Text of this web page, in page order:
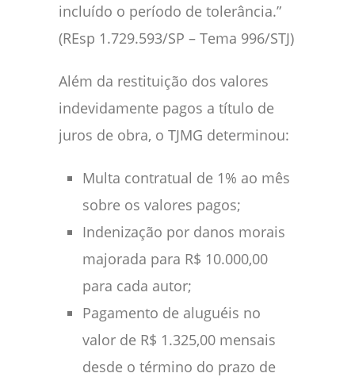
incluído o período de tolerância.”
(REsp 1.729.593/SP – Tema 996/STJ)
Além da restituição dos valores
indevidamente pagos a título de
juros de obra, o TJMG determinou:
Multa contratual de 1% ao mês
sobre os valores pagos;
Indenização por danos morais
majorada para R$ 10.000,00
para cada autor;
Pagamento de aluguéis no
valor de R$ 1.325,00 mensais
desde o término do prazo de